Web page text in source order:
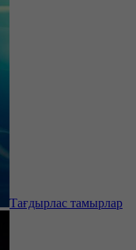
Тағдырлас тамырлар